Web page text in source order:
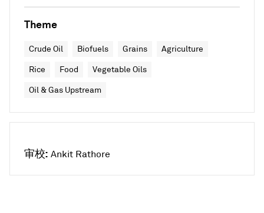
Theme
Crude Oil Biofuels Grains Agriculture
Rice Food Vegetable Oils
Oil & Gas Upstream
审校: Ankit Rathore